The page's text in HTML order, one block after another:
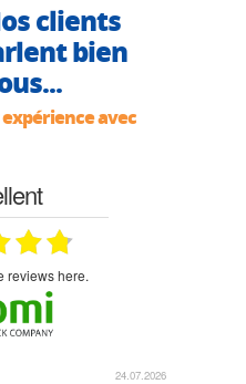
clients
bien
avec
reviews here.
24.07.2026